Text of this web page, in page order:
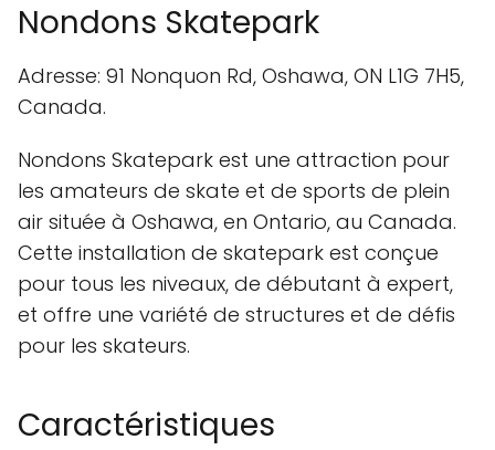
Nondons Skatepark
Adresse: 91 Nonquon Rd, Oshawa, ON L1G 7H5,
Canada.
Nondons Skatepark est une attraction pour
les amateurs de skate et de sports de plein
air située à Oshawa, en Ontario, au Canada.
Cette installation de skatepark est conçue
pour tous les niveaux, de débutant à expert,
et offre une variété de structures et de défis
pour les skateurs.
Caractéristiques